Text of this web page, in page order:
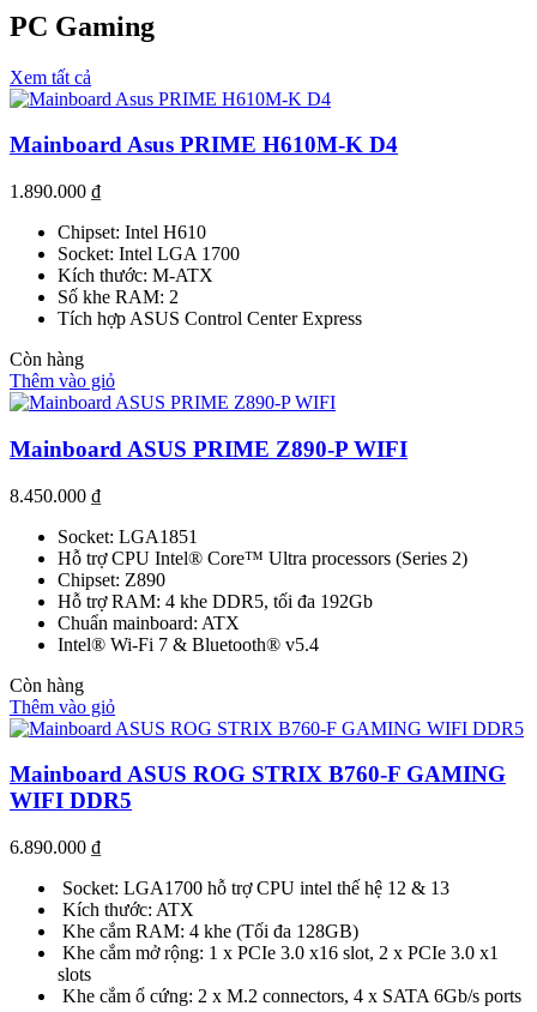
PC Gaming
Xem tất cả
Mainboard Asus PRIME H610M-K D4
1.890.000 ₫
Chipset: Intel H610
Socket: Intel LGA 1700
Kích thước: M-ATX
Số khe RAM: 2
Tích hợp ASUS Control Center Express
Còn hàng
Thêm vào giỏ
Mainboard ASUS PRIME Z890-P WIFI
8.450.000 ₫
Socket: LGA1851
Hỗ trợ CPU Intel® Core™ Ultra processors (Series 2)
Chipset: Z890
Hỗ trợ RAM: 4 khe DDR5, tối đa 192Gb
Chuẩn mainboard: ATX
Intel® Wi-Fi 7 & Bluetooth® v5.4
Còn hàng
Thêm vào giỏ
Mainboard ASUS ROG STRIX B760-F GAMING
WIFI DDR5
6.890.000 ₫
Socket: LGA1700 hỗ trợ CPU intel thế hệ 12 & 13
Kích thước: ATX
Khe cắm RAM: 4 khe (Tối đa 128GB)
Khe cắm mở rộng: 1 x PCIe 3.0 x16 slot, 2 x PCIe 3.0 x1
slots
Khe cắm ổ cứng: 2 x M.2 connectors, 4 x SATA 6Gb/s ports